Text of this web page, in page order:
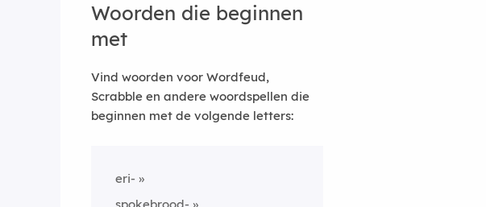
Woorden die beginnen
met
Vind woorden voor Wordfeud,
Scrabble en andere woordspellen die
beginnen met de volgende letters:
eri-